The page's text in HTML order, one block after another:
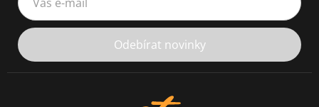
Odebírat novinky